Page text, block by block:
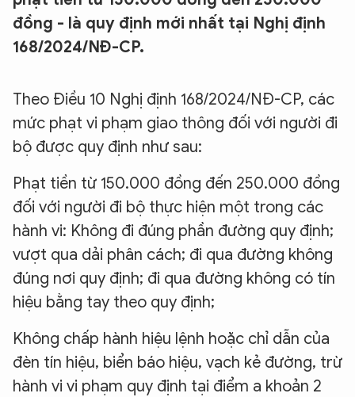
đồng - là quy định mới nhất tại Nghị định
168/2024/NĐ-CP.
Theo Điều 10 Nghị định 168/2024/NĐ-CP, các
mức phạt vi phạm giao thông đối với người đi
bộ được quy định như sau:
Phạt tiền từ 150.000 đồng đến 250.000 đồng
đối với người đi bộ thực hiện một trong các
hành vi: Không đi đúng phần đường quy định;
vượt qua dải phân cách; đi qua đường không
đúng nơi quy định; đi qua đường không có tín
hiệu bằng tay theo quy định;
Không chấp hành hiệu lệnh hoặc chỉ dẫn của
đèn tín hiệu, biển báo hiệu, vạch kẻ đường, trừ
hành vi vi phạm quy định tại điểm a khoản 2